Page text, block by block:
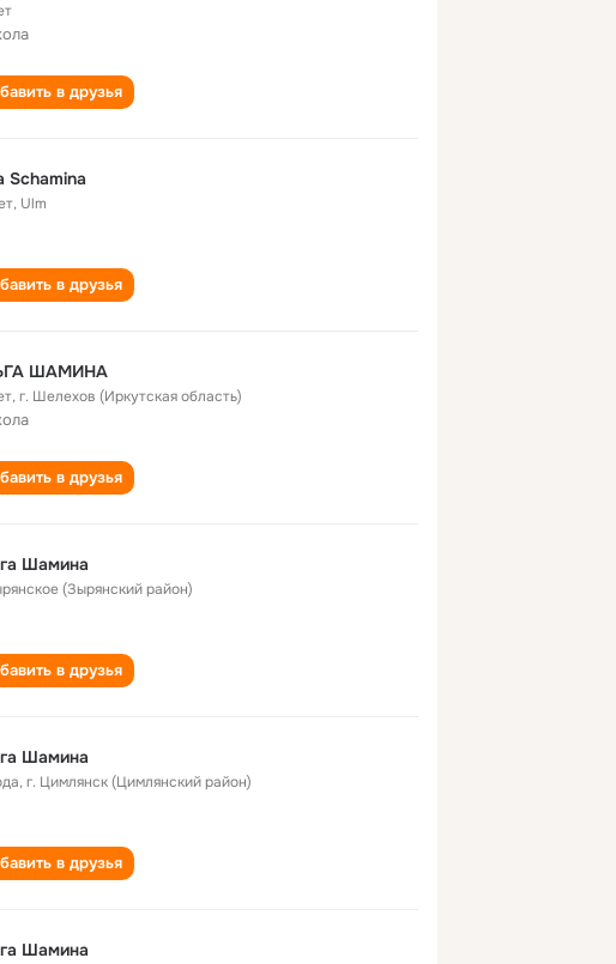
в друзья
Schamina
, Ulm
в друзья
ШАМИНА
,г. Шелехов (Иркутская область)
в друзья
Шамина
(Зырянский район)
в друзья
Шамина
,г. Цимлянск (Цимлянский район)
в друзья
Шамина